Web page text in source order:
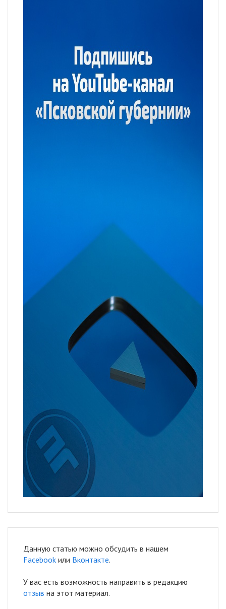
Данную статью можно обсудить в нашем
Facebook или Вконтакте.
У вас есть возможность направить в редакцию
отзыв на этот материал.